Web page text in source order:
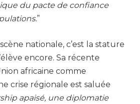
du pacte de confiance
”
nationale, c’est la stature
encore. Sa récente
africaine comme
crise régionale est saluée
apaisé, une diplomatie